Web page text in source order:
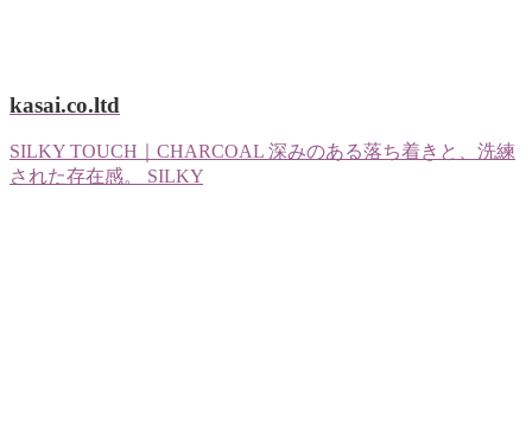
kasai.co.ltd
SILKY TOUCH｜CHARCOAL 深みのある落ち着きと、洗練
された存在感。 SILKY